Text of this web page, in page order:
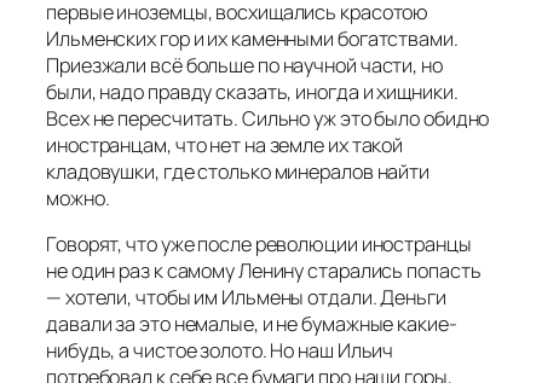
первые иноземцы, восхищались красотою
Ильменских гор и их каменными богатствами.
Приезжали всё больше по научной части, но
были, надо правду сказать, иногда и хищники.
Всех не пересчитать. Сильно уж это было обидно
иностранцам, что нет на земле их такой
кладовушки, где столько минералов найти
можно.
Говорят, что уже после революции иностранцы
не один раз к самому Ленину старались попасть
— хотели, чтобы им Ильмены отдали. Деньги
давали за это немалые, и не бумажные какие-
нибудь, а чистое золото. Но наш Ильич
потребовал к себе все бумаги про наши горы,